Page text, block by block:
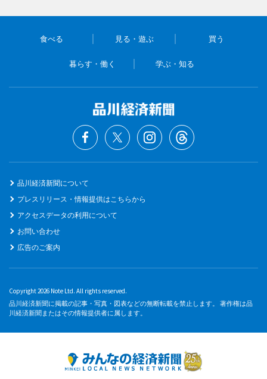
食べる 見る・遊ぶ 買う
暮らす・働く 学ぶ・知る
品川経済新聞について
プレスリリース・情報提供はこちらから
アクセスデータの利用について
お問い合わせ
広告のご案内
Copyright 2026 Note Ltd. All rights reserved.
品川経済新聞に掲載の記事・写真・図表などの無断転載を禁止します。 著作権は品
川経済新聞またはその情報提供者に属します。